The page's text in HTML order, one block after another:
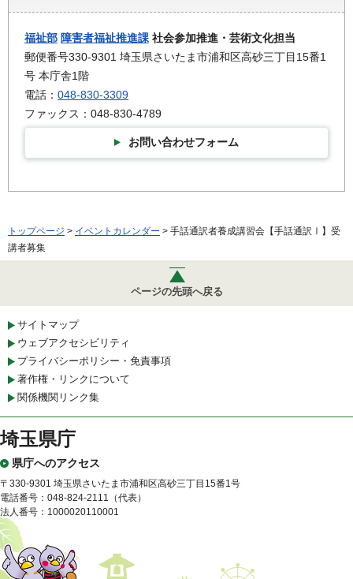
福祉部 障害者福祉推進課 社会参加推進・芸術文化担当
郵便番号330-9301 埼玉県さいたま市浦和区高砂三丁目15番1
号 本庁舎1階
電話： 048-830-3309
ファックス：048-830-4789
お問い合わせフォーム
トップページ > イベントカレンダー > 手話通訳者養成講習会【手話通訳Ⅰ】受
講者募集
ページの先頭へ戻る
サイトマップ
ウェブアクセシビリティ
プライバシーポリシー・免責事項
著作権・リンクについて
関係機関リンク集
埼玉県庁
県庁へのアクセス
〒330-9301 埼玉県さいたま市浦和区高砂三丁目15番1号
電話番号：048-824-2111（代表）
法人番号：1000020110001